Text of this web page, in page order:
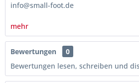
info@small-foot.de
mehr
Bewertungen
0
Bewertungen lesen, schreiben und